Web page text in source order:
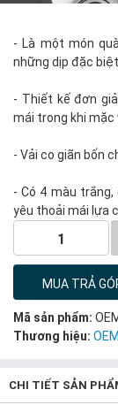
- Là một món
những dịp đặc biệt.
- Thiết kế đơn
mái trong khi mặc
- Vải co giãn bốn
- Có 4 màu
yêu thoải mái lựa
1
MUA TRẢ
Mã sản phẩm:
Thương hiệu: OEM
CHI TIẾT SẢN